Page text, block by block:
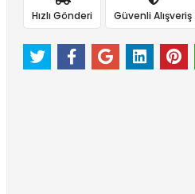
Hızlı Gönderi Güvenli Alışveriş